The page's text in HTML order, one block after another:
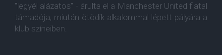
"legyél alázatos” - árulta el a Manchester United fiatal
támadója, miután ötödik alkalommal lépett pályára a
klub színeiben.